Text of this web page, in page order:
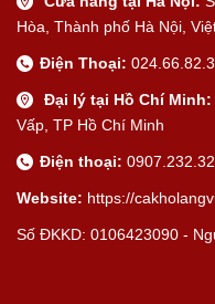
Hòa, Thành phố Hà Nội,
Điện Thoại:
Đại lý tại Hồ Chí Minh:
Vấp, TP Hồ Chí Minh
Điện thoại:
Website: https://
Số ĐKKD: 0106423090 -